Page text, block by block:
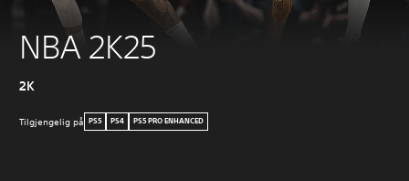
NBA 2K25
2K
Tilgjengelig på PS5 PS4 PS5 PRO ENHANCED